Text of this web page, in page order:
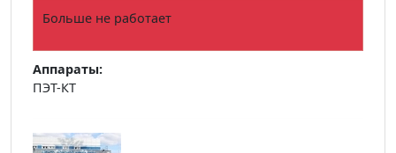
Больше не работает
Аппараты:
ПЭТ-КТ